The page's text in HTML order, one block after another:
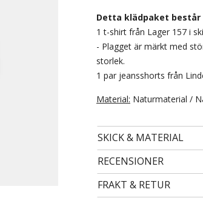
- STORLEK 134/140 -
Detta klädpaket består
1 t-shirt från Lager 157 i
- Plagget är märkt med
storlek.
1 par jeansshorts från
Material: Naturmaterial /
SKICK & MATERIAL
RECENSIONER
FRAKT & RETUR